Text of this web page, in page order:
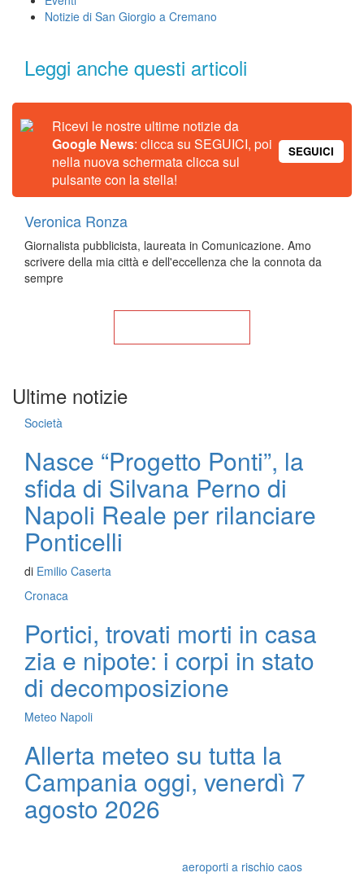
Notizie di San Giorgio a Cremano
Leggi anche questi articoli
Ricevi le nostre ultime notizie da
Google News: clicca su SEGUICI, poi
nella nuova schermata clicca sul
pulsante con la stella!
SEGUICI
Veronica Ronza
Giornalista pubblicista, laureata in Comunicazione. Amo
scrivere della mia città e dell'eccellenza che la connota da
sempre
Ultime notizie
Società
Nasce “Progetto Ponti”, la
sfida di Silvana Perno di
Napoli Reale per rilanciare
Ponticelli
di Emilio Caserta
Cronaca
Portici, trovati morti in casa
zia e nipote: i corpi in stato
di decomposizione
Meteo Napoli
Allerta meteo su tutta la
Campania oggi, venerdì 7
agosto 2026
aeroporti a rischio caos